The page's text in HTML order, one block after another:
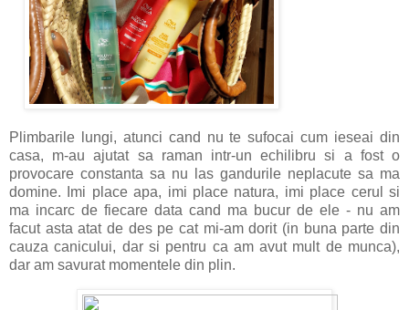
Plimbarile lungi, atunci cand nu te sufocai cum ieseai din
casa, m-au ajutat sa raman intr-un echilibru si a fost o
provocare constanta sa nu las gandurile neplacute sa ma
domine. Imi place apa, imi place natura, imi place cerul si
ma incarc de fiecare data cand ma bucur de ele - nu am
facut asta atat de des pe cat mi-am dorit (in buna parte din
cauza canicului, dar si pentru ca am avut mult de munca),
dar am savurat momentele din plin.